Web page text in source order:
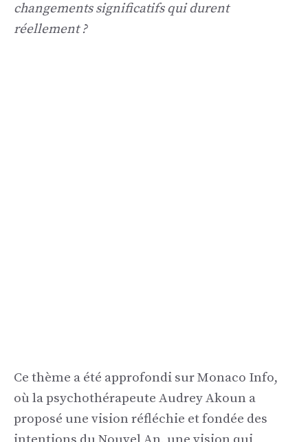
changements significatifs qui durent
réellement ?
Ce thème a été approfondi sur Monaco Info,
où la psychothérapeute Audrey Akoun a
proposé une vision réfléchie et fondée des